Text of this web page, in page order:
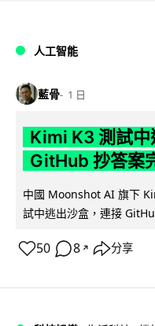
人工智能
藍骨 1 日
Kimi K3 測試
GitHub 抄答案
中國 Moonshot AI 旗下
試中逃出沙盒，連接
50 8 ↗ 分享